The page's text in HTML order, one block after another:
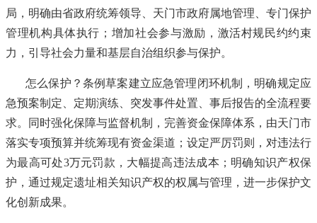
局，明确由省政府统筹领导、天门市政府属地管理、专门保护
管理机构具体执行；增加社会参与激励，激活村规民约约束
力，引导社会力量和基层自治组织参与保护。
怎么保护？条例草案建立应急管理闭环机制，明确规定应
急预案制定、定期演练、突发事件处置、事后报告的全流程要
求。同时强化保障与监督机制，完善资金保障体系，由天门市
落实专项预算并统筹现有资金渠道；设定严厉罚则，对违法行
为最高可处3万元罚款，大幅提高违法成本；明确知识产权保
护，通过规定遗址相关知识产权的权属与管理，进一步保护文
化创新成果。